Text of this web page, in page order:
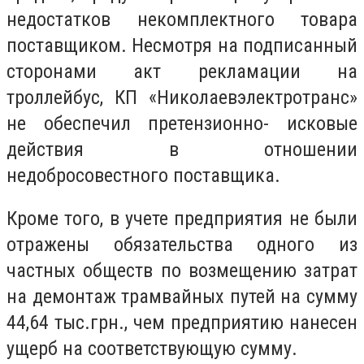
недостатков некомплектного товара
поставщиком. Несмотря на подписанный
сторонами акт рекламации на
троллейбус, КП «Николаевэлектротранс»
не обеспечил претензионно- исковые
действия в отношении
недобросовестного поставщика.
Кроме того, в учете предприятия не были
отражены обязательства одного из
частных обществ по возмещению затрат
на демонтаж трамвайных путей на сумму
44,64 тыс.грн., чем предприятию нанесен
ущерб на соответствующую сумму.